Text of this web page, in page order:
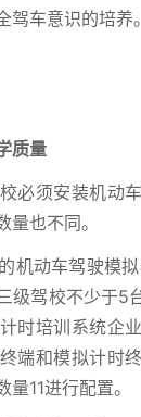
车意识的培养。
质量
必须安装机动
也不同。
机动车驾驶模拟
级驾校不少于5
时培训系统企
端和模拟计时
11进行配置。